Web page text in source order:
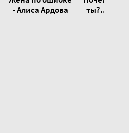
- Алиса Ардова
ты?..